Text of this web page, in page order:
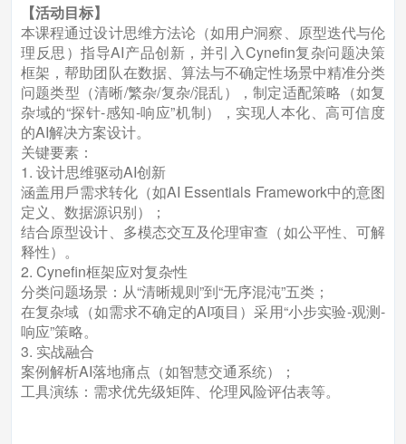
【活动目标】
本课程通过设计思维⽅法论（如用户洞察、原型迭代与伦
理反思）指导AI产品创新，并引⼊Cynefin复杂问题决策
框架，帮助团队在数据、算法与不确定性场景中精准分类
问题类型（清晰/繁杂/复杂/混乱），制定适配策略（如复
杂域的“探针-感知-响应”机制），实现⼈本化、高可信度
的AI解决⽅案设计。
关键要素：
1. 设计思维驱动AI创新
涵盖⽤⼾需求转化（如AI Essentials Framework中的意图
定义、数据源识别）；
结合原型设计、多模态交互及伦理审查（如公平性、可解
释性）。
2. Cynefin框架应对复杂性
分类问题场景：从“清晰规则”到“⽆序混沌”五类；
在复杂域（如需求不确定的AI项⽬）采⽤“小步实验-观测-
响应”策略。
3. 实战融合
案例解析AI落地痛点（如智慧交通系统）；
⼯具演练：需求优先级矩阵、伦理⻛险评估表等。